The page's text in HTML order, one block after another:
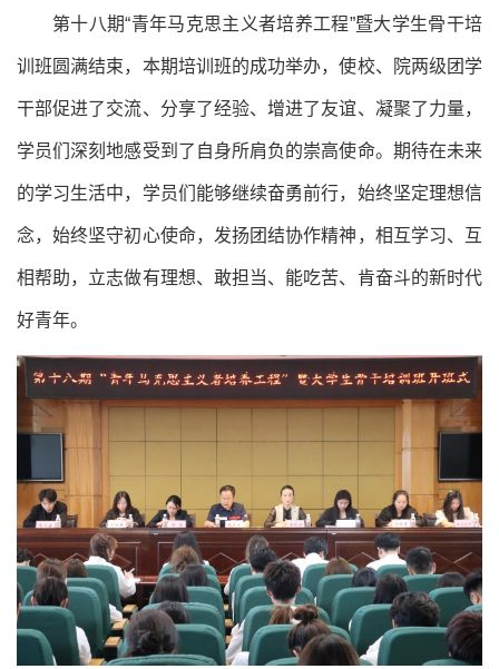
第十八期“青年马克思主义者培养工程”暨大学生骨干培
训班圆满结束，本期培训班的成功举办，使校、院两级团学
干部促进了交流、分享了经验、增进了友谊、凝聚了力量，
学员们深刻地感受到了自身所肩负的崇高使命。期待在未来
的学习生活中，学员们能够继续奋勇前行，始终坚定理想信
念，始终坚守初心使命，发扬团结协作精神，相互学习、互
相帮助，立志做有理想、敢担当、能吃苦、肯奋斗的新时代
好青年。